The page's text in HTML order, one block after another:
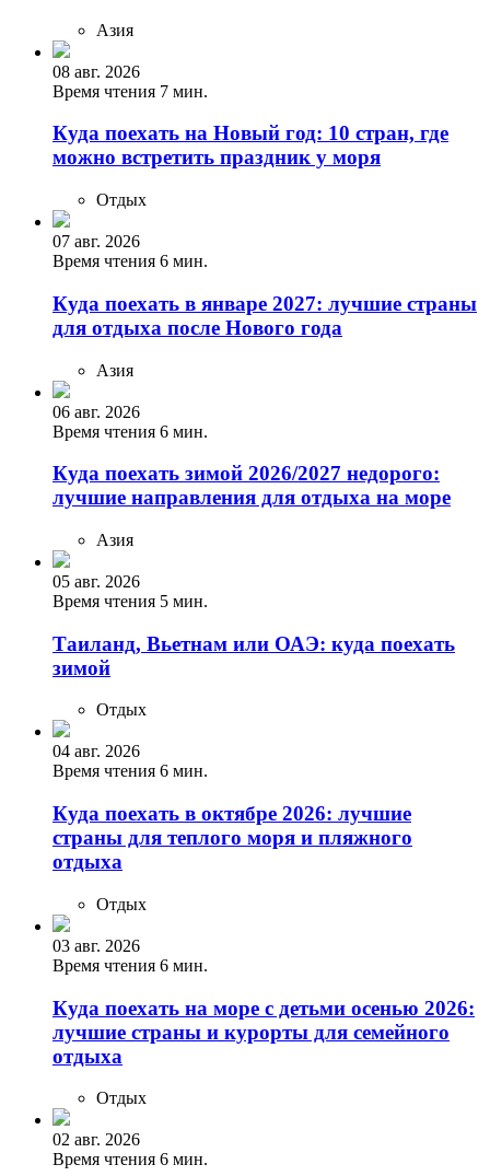
Азия
08 авг. 2026
Время чтения 7 мин.
Куда поехать на Новый год: 10 стран, где
можно встретить праздник у моря
Отдых
07 авг. 2026
Время чтения 6 мин.
Куда поехать в январе 2027: лучшие страны
для отдыха после Нового года
Азия
06 авг. 2026
Время чтения 6 мин.
Куда поехать зимой 2026/2027 недорого:
лучшие направления для отдыха на море
Азия
05 авг. 2026
Время чтения 5 мин.
Таиланд, Вьетнам или ОАЭ: куда поехать
зимой
Отдых
04 авг. 2026
Время чтения 6 мин.
Куда поехать в октябре 2026: лучшие
страны для теплого моря и пляжного
отдыха
Отдых
03 авг. 2026
Время чтения 6 мин.
Куда поехать на море с детьми осенью 2026:
лучшие страны и курорты для семейного
отдыха
Отдых
02 авг. 2026
Время чтения 6 мин.